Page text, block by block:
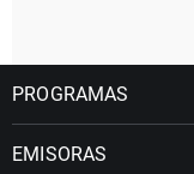
PROGRAMAS
EMISORAS